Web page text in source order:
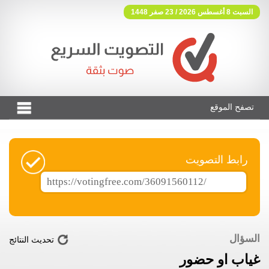
السبت 8 أغسطس 2026 / 23 صفر 1448
فوتنج فري موقع تصويت مجاني
تصفح الموقع
رابط التصويت
السؤال
غياب او حضور
تحديث النتائج